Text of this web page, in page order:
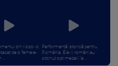
din Kosovo.
de o femeie-
Performanță istorică pentru
România. Elevii români au
obținut opt medalii la ...